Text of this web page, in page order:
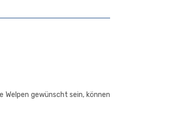
gewünscht sein, kön­nen